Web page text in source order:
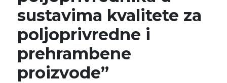
sustavima kvalitete za
poljoprivredne i
prehrambene
proizvode”